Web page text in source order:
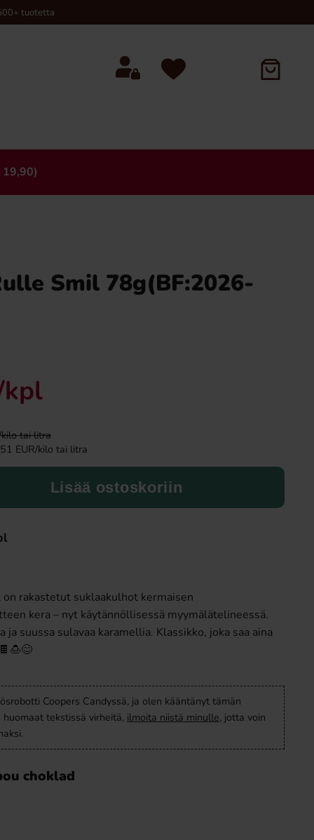
tuotetta
19,90)
Fazer Viol Tablettipussi 38g
Smil 78g(BF:2026-
tai litra
EUR/kilo tai litra
Lisää ostoskoriin
rakastetut suklaakulhot kermaisen
kera – nyt käytännöllisessä myymälätelineessä.
ja suussa sulavaa karamellia. Klassikko, joka saa aina
Coopers Candyssä, ja olen kääntänyt tämän
tekstissä virheitä, ilmoita niistä minulle, jotta voin
choklad